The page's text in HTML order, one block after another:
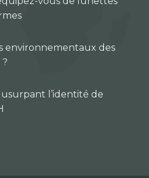
environnementaux des
l’identité de